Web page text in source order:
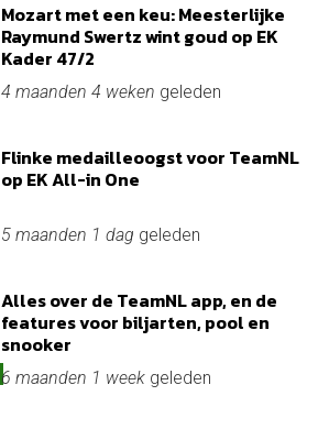
Mozart met een keu: Meesterlijke
Raymund Swertz wint goud op EK
Kader 47/2
4 maanden 4 weken geleden
Flinke medailleoogst voor TeamNL
op EK All-in One
5 maanden 1 dag geleden
Alles over de TeamNL app, en de
features voor biljarten, pool en
snooker
6 maanden 1 week geleden